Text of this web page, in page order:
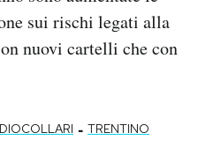
sui rischi legati alla
nuovi cartelli che con
- TRENTINO